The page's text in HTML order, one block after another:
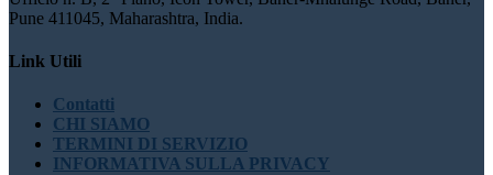
Pune 411045, Maharashtra, India.
Link Utili
Contatti
CHI SIAMO
TERMINI DI SERVIZIO
INFORMATIVA SULLA PRIVACY